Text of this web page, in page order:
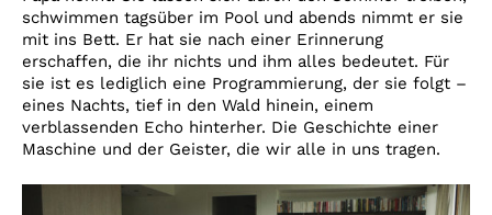
schwimmen tagsüber im Pool und abends nimmt er sie
mit ins Bett. Er hat sie nach einer Erinnerung
erschaffen, die ihr nichts und ihm alles bedeutet. Für
sie ist es lediglich eine Programmierung, der sie folgt –
eines Nachts, tief in den Wald hinein, einem
verblassenden Echo hinterher. Die Geschichte einer
Maschine und der Geister, die wir alle in uns tragen.